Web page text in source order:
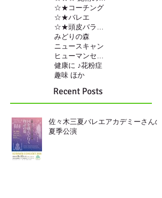
☆★コーチング
☆★バレエ
みどりの森
ニュースキャン
健康に ♪花粉症
趣味 ほか
Recent Posts
佐々木三夏バレエアカデミーさんの
夏季公演